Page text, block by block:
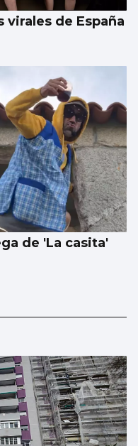
virales de España
de 'La casita'